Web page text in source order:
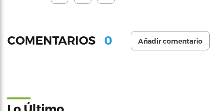
COMENTARIOS 0 Añadir comentario
Lo Último